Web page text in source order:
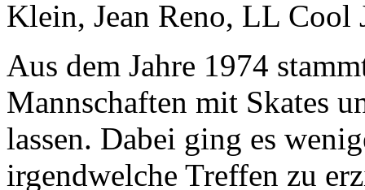
Klein, Jean Reno, LL Cool
Aus dem Jahre 1974
Mannschaften mit Skates
lassen. Dabei ging es
irgendwelche Treffen zu